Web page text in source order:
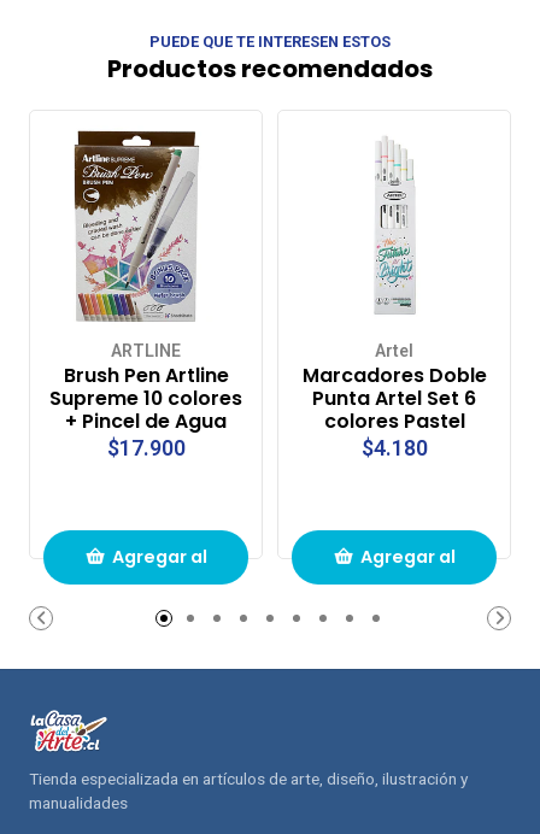
PUEDE QUE TE INTERESEN ESTOS
Productos recomendados
ARTLINE
Brush Pen Artline
Supreme 10 colores
+ Pincel de Agua
$17.900
Agregar al
carrito de
compras
Artel
Marcadores Doble
Punta Artel Set 6
colores Pastel
$4.180
Agregar al
carrito de
compras
Tienda especializada en artículos de arte, diseño, ilustración y
manualidades